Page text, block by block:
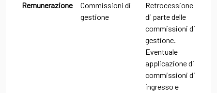
Remunerazione
Commissioni di
gestione
Retrocessione
di parte delle
commissioni di
gestione.
Eventuale
applicazione di
commissioni di
ingresso e